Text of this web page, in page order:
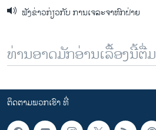
ຟັງຂ່າວກ່ຽວກັບ ການເຈລະຈາຫົກຝ່າຍ
ທ່ານອາດມັກອ່ານເລື້ອງນີ້ຕື່ມ
ຕິດຕາມພວກເຮົາ ທີ່